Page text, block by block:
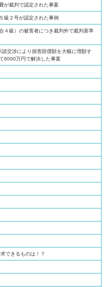
が裁判で認定された事案
級２号が認定された事例
４級）の被害者につき裁判外で裁判基準
交渉により損害賠償額を大幅に増額す
6000万円で解決した事案
できるものは！？